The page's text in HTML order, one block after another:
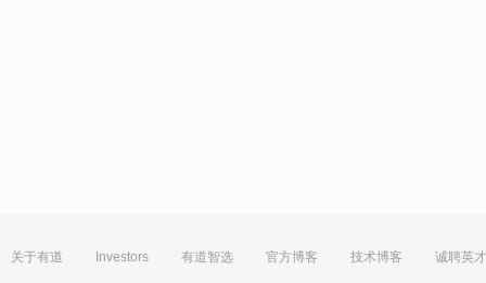
关于有道 Investors 有道智选 官方博客 技术博客 诚聘英才